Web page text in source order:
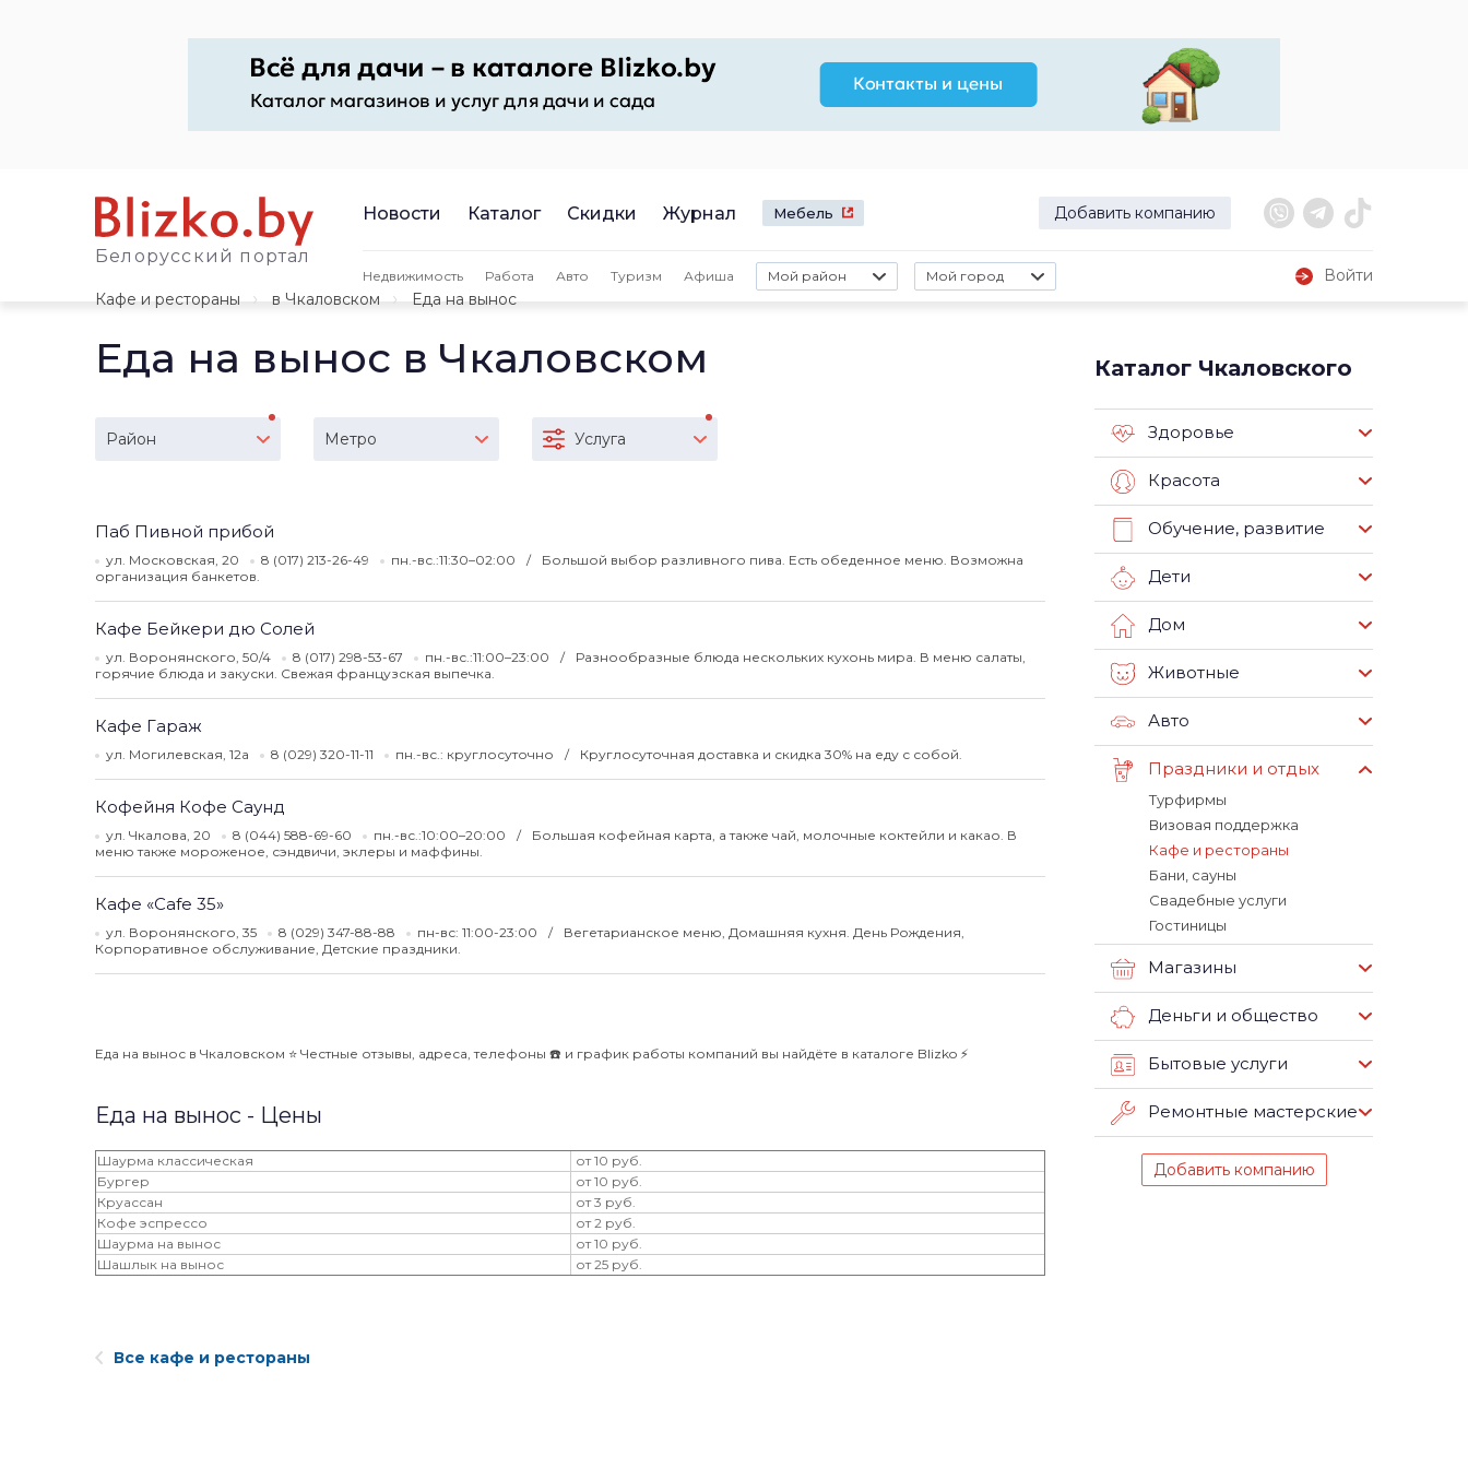
Белорусский портал
Новости Каталог Скидки Журнал Мебель Добавить компанию
Недвижимость Работа Авто Туризм Афиша Мой район Мой город
Войти
Кафе и рестораны
в Чкаловском Еда на вынос
Еда на вынос в Чкаловском
Район Метро Услуга
Паб Пивной прибой
ул. Московская, 20 8 (017) 213-26-49 пн.-вс.:11:30–02:00
Большой выбор разливного пива. Есть обеденное меню. Возможна
организация банкетов.
Кафе Бейкери дю Солей
ул. Воронянского, 50/4 8 (017) 298-53-67 пн.-вс.:11:00–23:00
Разнообразные блюда нескольких кухонь мира. В меню салаты,
горячие блюда и закуски. Свежая французская выпечка.
Кафе Гараж
ул. Могилевская, 12а 8 (029) 320-11-11 пн.-вс.: круглосуточно Круглосуточная доставка и скидка 30% на еду с собой.
Кофейня Кофе Саунд
ул. Чкалова, 20 8 (044) 588-69-60 пн.-вс.:10:00–20:00
Большая кофейная карта, а также чай, молочные коктейли и какао. В
меню также мороженое, сэндвичи, эклеры и маффины.
Кафе «Cafe 35»
ул. Воронянского, 35 8 (029) 347-88-88 пн-вс: 11:00-23:00
Вегетарианское меню, Домашняя кухня. День Рождения,
Корпоративное обслуживание, Детские праздники.
Еда на вынос в Чкаловском ⭐️ Честные отзывы, адреса, телефоны ☎️ и график работы компаний вы найдёте в каталоге Blizko ⚡️
Еда на вынос - Цены
Шаурма классическая
от 10 руб.
Бургер
от 10 руб.
Круассан
от 3 руб.
Кофе эспрессо
от 2 руб.
Шаурма на вынос
от 10 руб.
Шашлык на вынос
от 25 руб.
Каталог Чкаловского
Здоровье
Красота
Обучение, развитие
Дети
Дом
Животные
Авто
Праздники и отдых
Турфирмы
Визовая поддержка
Кафе и рестораны
Бани, сауны
Свадебные услуги
Гостиницы
Магазины
Деньги и общество
Бытовые услуги
Ремонтные мастерские
Добавить компанию
Все кафе и рестораны